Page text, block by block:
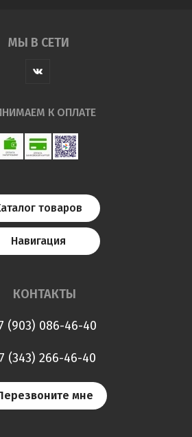
МЫ В СЕТИ
К ОПЛАТЕ
товаров
Навигация
КОНТАКТЫ
(903) 086-46-40
(343) 266-46-40
мне